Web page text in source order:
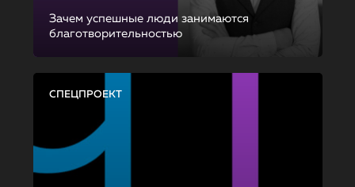
Зачем успешные люди занимаются
благотворительностью
СПЕЦПРОЕКТ